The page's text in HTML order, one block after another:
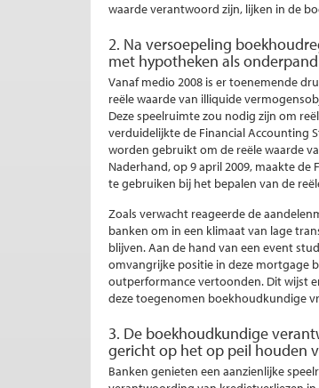
waarde verantwoord zijn, lijken in de
2. Na versoepeling
met hypotheken als
Vanaf medio 2008 is er toenemende
reële waarde van illiquide
Deze speelruimte zou nodig zijn om
verduidelijkte de Financial Accounting
worden gebruikt om de reële waarde
Naderhand, op 9 april 2009, maakte
te gebruiken bij het bepalen van de
Zoals verwacht reageerde de
banken om in een klimaat van lage
blijven. Aan de hand van een event
omvangrijke positie in deze mortgage
outperformance vertoonden. Dit wijst
deze toegenomen boekhoudkundige
3. De boekhoudkundige
gericht op het op peil houden
Banken genieten een aanzienlijke